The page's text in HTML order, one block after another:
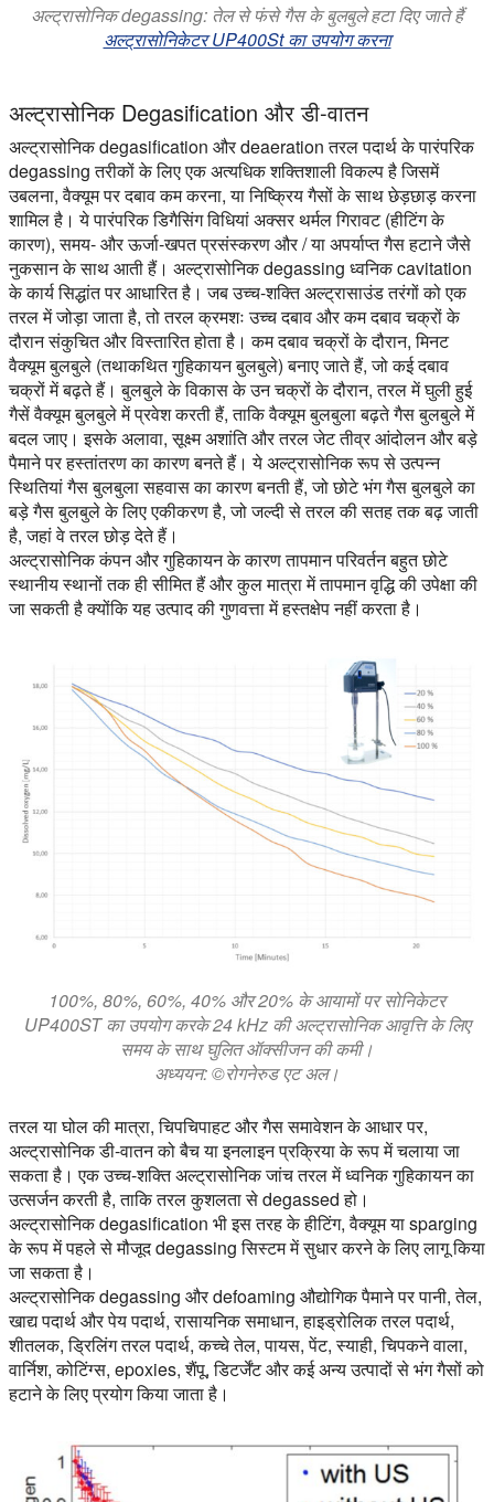
अल्ट्रासोनिक degassing: तेल से फंसे गैस के बुलबुले हटा दिए जाते हैं
अल्ट्रासोनिकेटर UP400St का उपयोग करना
अल्ट्रासोनिक Degasification और डी-वातन
अल्ट्रासोनिक degasification और deaeration तरल पदार्थ के पारंपरिक
degassing तरीकों के लिए एक अत्यधिक शक्तिशाली विकल्प है जिसमें
उबलना, वैक्यूम पर दबाव कम करना, या निष्क्रिय गैसों के साथ छेड़छाड़ करना
शामिल है। ये पारंपरिक डिगैसिंग विधियां अक्सर थर्मल गिरावट (हीटिंग के
कारण), समय- और ऊर्जा-खपत प्रसंस्करण और / या अपर्याप्त गैस हटाने जैसे
नुकसान के साथ आती हैं। अल्ट्रासोनिक degassing ध्वनिक cavitation
के कार्य सिद्धांत पर आधारित है। जब उच्च-शक्ति अल्ट्रासाउंड तरंगों को एक
तरल में जोड़ा जाता है, तो तरल क्रमशः उच्च दबाव और कम दबाव चक्रों के
दौरान संकुचित और विस्तारित होता है। कम दबाव चक्रों के दौरान, मिनट
वैक्यूम बुलबुले (तथाकथित गुहिकायन बुलबुले) बनाए जाते हैं, जो कई दबाव
चक्रों में बढ़ते हैं। बुलबुले के विकास के उन चक्रों के दौरान, तरल में घुली हुई
गैसें वैक्यूम बुलबुले में प्रवेश करती हैं, ताकि वैक्यूम बुलबुला बढ़ते गैस बुलबुले में
बदल जाए। इसके अलावा, सूक्ष्म अशांति और तरल जेट तीव्र आंदोलन और बड़े
पैमाने पर हस्तांतरण का कारण बनते हैं। ये अल्ट्रासोनिक रूप से उत्पन्न
स्थितियां गैस बुलबुला सहवास का कारण बनती हैं, जो छोटे भंग गैस बुलबुले का
बड़े गैस बुलबुले के लिए एकीकरण है, जो जल्दी से तरल की सतह तक बढ़ जाती
है, जहां वे तरल छोड़ देते हैं।
अल्ट्रासोनिक कंपन और गुहिकायन के कारण तापमान परिवर्तन बहुत छोटे
स्थानीय स्थानों तक ही सीमित हैं और कुल मात्रा में तापमान वृद्धि की उपेक्षा की
जा सकती है क्योंकि यह उत्पाद की गुणवत्ता में हस्तक्षेप नहीं करता है।
100%, 80%, 60%, 40% और 20% के आयामों पर सोनिकेटर
UP400ST का उपयोग करके 24 kHz की अल्ट्रासोनिक आवृत्ति के लिए
समय के साथ घुलित ऑक्सीजन की कमी।
अध्ययन: ©रोगनेरुड एट अल।
तरल या घोल की मात्रा, चिपचिपाहट और गैस समावेशन के आधार पर,
अल्ट्रासोनिक डी-वातन को बैच या इनलाइन प्रक्रिया के रूप में चलाया जा
सकता है। एक उच्च-शक्ति अल्ट्रासोनिक जांच तरल में ध्वनिक गुहिकायन का
उत्सर्जन करती है, ताकि तरल कुशलता से degassed हो।
अल्ट्रासोनिक degasification भी इस तरह के हीटिंग, वैक्यूम या sparging
के रूप में पहले से मौजूद degassing सिस्टम में सुधार करने के लिए लागू किया
जा सकता है।
अल्ट्रासोनिक degassing और defoaming औद्योगिक पैमाने पर पानी, तेल,
खाद्य पदार्थ और पेय पदार्थ, रासायनिक समाधान, हाइड्रोलिक तरल पदार्थ,
शीतलक, ड्रिलिंग तरल पदार्थ, कच्चे तेल, पायस, पेंट, स्याही, चिपकने वाला,
वार्निश, कोटिंग्स, epoxies, शैंपू, डिटर्जेंट और कई अन्य उत्पादों से भंग गैसों को
हटाने के लिए प्रयोग किया जाता है।